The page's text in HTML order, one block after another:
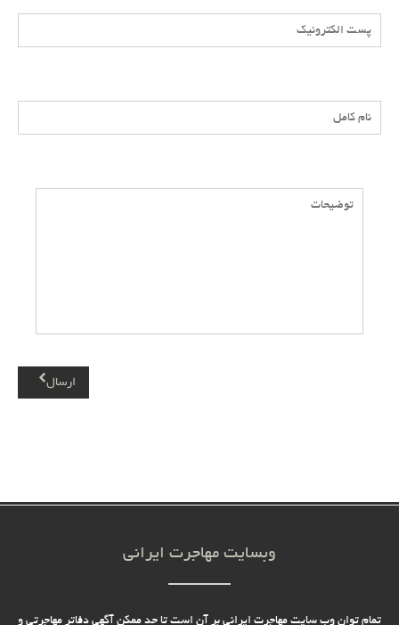
ارسال
وبسایت مهاجرت ایرانی
تمام توان وب سایت مهاجرت ایرانی بر آن است تا حد ممکن آگهی دفاتر مهاجرتی و